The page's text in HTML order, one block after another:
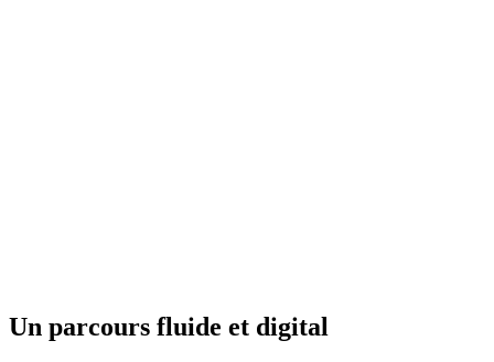
Un parcours fluide et digital